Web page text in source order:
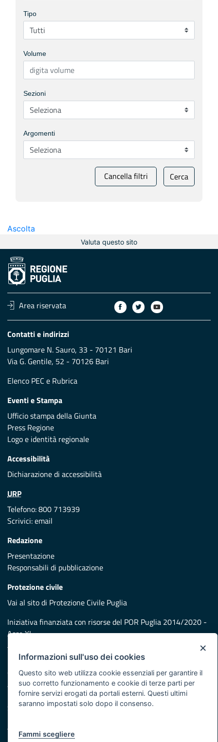
Tipo
Volume
Sezioni
Argomenti
Cancella filtri Cerca
Ascolta
Valuta questo sito
Area riservata
Contatti e indirizzi
Lungomare N. Sauro, 33 - 70121 Bari
Via G. Gentile, 52 - 70126 Bari
Elenco PEC e Rubrica
Eventi e Stampa
Ufficio stampa della Giunta
Press Regione
Logo e identità regionale
Accessibilità
Dichiarazione di accessibilità
URP
Telefono: 800 713939
Scrivici:email
Redazione
Presentazione
Responsabili di pubblicazione
Protezione civile
Vai al sito di Protezione Civile Puglia
Iniziativa finanziata con risorse del POR Puglia 2014/2020 -
Asse XI
Note legali
Cookie e privacy
Atti di notifica
Feed RSS
Servizi Intranet
×
Informazioni sull'uso dei cookies
Questo sito web utilizza cookie essenziali per garantire il
suo corretto funzionamento e cookie di terze parti per
fornire servizi erogati da portali esterni. Questi ultimi
saranno impostati solo dopo il consenso.
Fammi scegliere